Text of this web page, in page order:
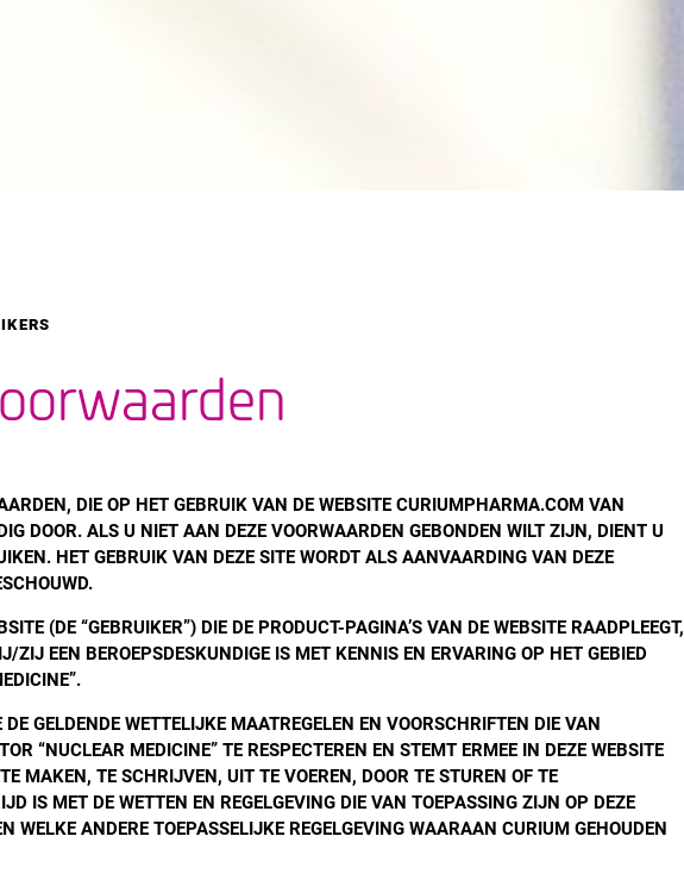
DIE OP HET GEBRUIK VAN DE WEBSITE CURIUMPHARMA.COM VAN
DOOR. ALS U NIET AAN DEZE VOORWAARDEN GEBONDEN WILT ZIJN, DIENT U
HET GEBRUIK VAN DEZE SITE WORDT ALS AANVAARDING VAN DEZE
(DE “GEBRUIKER”) DIE DE PRODUCT-PAGINA’S VAN DE WEBSITE RAADPLEEGT,
ZIJ EEN BEROEPSDESKUNDIGE IS MET KENNIS EN ERVARING OP HET GEBIED
GELDENDE WETTELIJKE MAATREGELEN EN VOORSCHRIFTEN DIE VAN
“NUCLEAR MEDICINE” TE RESPECTEREN EN STEMT ERMEE IN DEZE WEBSITE
MAKEN, TE SCHRIJVEN, UIT TE VOEREN, DOOR TE STUREN OF TE
IS MET DE WETTEN EN REGELGEVING DIE VAN TOEPASSING ZIJN OP DEZE
WELKE ANDERE TOEPASSELIJKE REGELGEVING WAARAAN CURIUM GEHOUDEN